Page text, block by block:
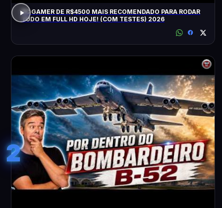
PC GAMER DE R$4500 MAIS RECOMENDADO PARA RODAR
TUDO EM FULL HD HOJE! (COM TESTES) 2026
2